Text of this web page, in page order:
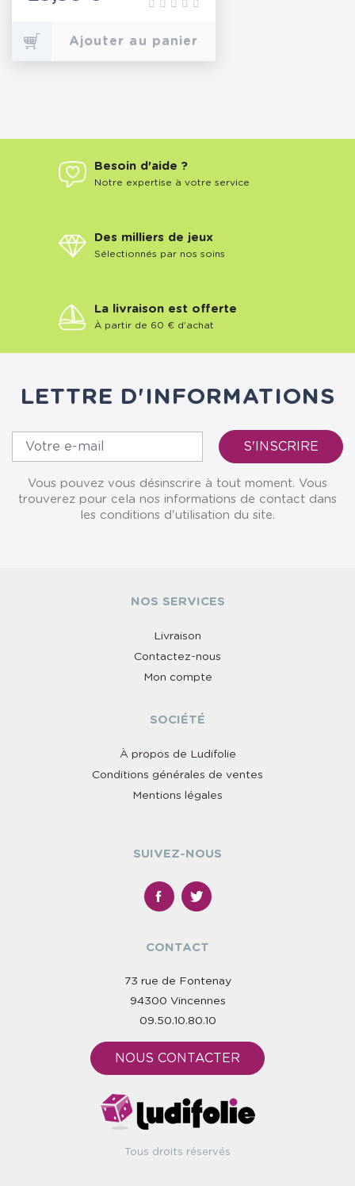
Ajouter au panier
Besoin d'aide ?
Notre expertise à votre service
Des milliers de jeux
Sélectionnés par nos soins
La livraison est offerte
À partir de 60 € d'achat
LETTRE D'INFORMATIONS
Vous pouvez vous désinscrire à tout moment. Vous
trouverez pour cela nos informations de contact dans
les conditions d'utilisation du site.
NOS SERVICES
Livraison
Contactez-nous
Mon compte
SOCIÉTÉ
À propos de Ludifolie
Conditions générales de ventes
Mentions légales
SUIVEZ-NOUS
CONTACT
73 rue de Fontenay
94300 Vincennes
09.50.10.80.10
NOUS CONTACTER
Tous droits réservés